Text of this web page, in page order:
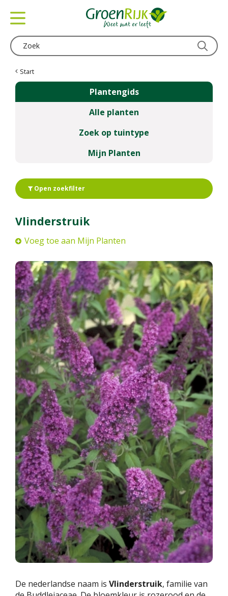
Start
Plantengids
Alle planten
Zoek op tuintype
Mijn Planten
Open zoekfilter
Vlinderstruik
Voeg toe aan Mijn Planten
De nederlandse naam is Vlinderstruik, familie van